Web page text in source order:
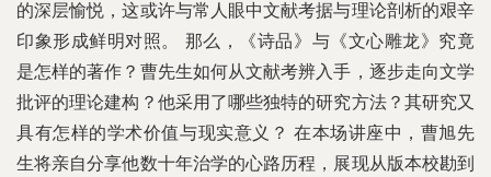
的深层愉悦，这或许与常人眼中文献考据与理论剖析的艰辛
印象形成鲜明对照。 那么，《诗品》与《文心雕龙》究竟
是怎样的著作？曹先生如何从文献考辨入手，逐步走向文学
批评的理论建构？他采用了哪些独特的研究方法？其研究又
具有怎样的学术价值与现实意义？ 在本场讲座中，曹旭先
生将亲自分享他数十年治学的心路历程，展现从版本校勘到